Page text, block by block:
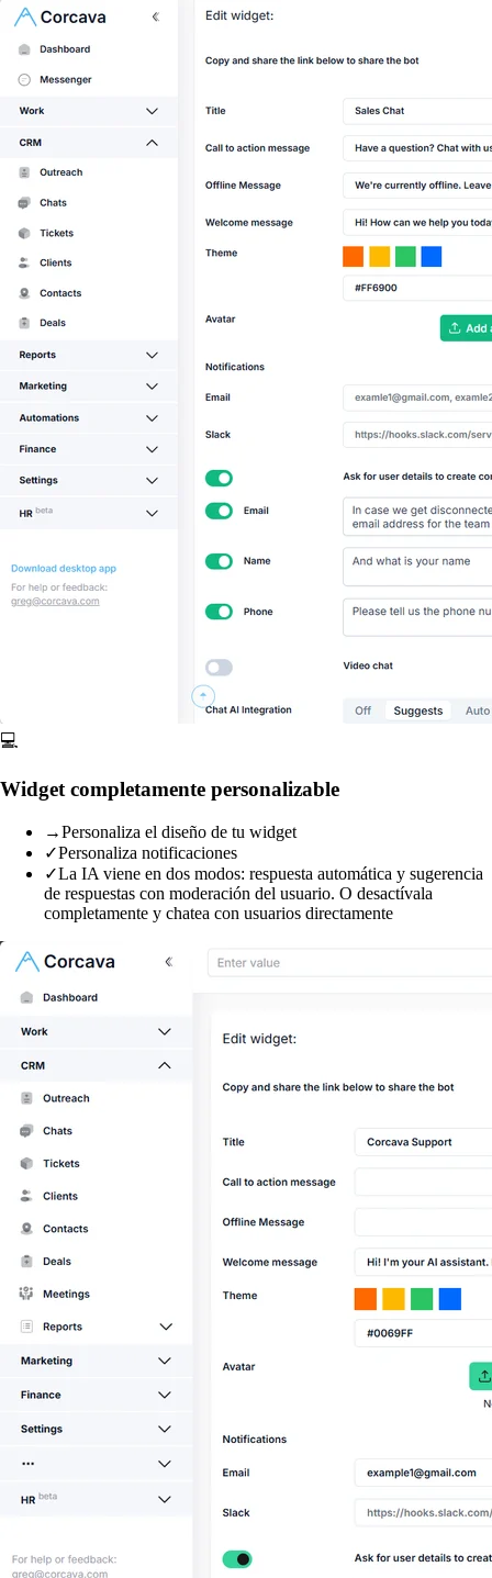
💻
Widget completamente personalizable
→Personaliza el diseño de tu widget
✓Personaliza notificaciones
✓La IA viene en dos modos: respuesta automática y sugerencia
de respuestas con moderación del usuario. O desactívala
completamente y chatea con usuarios directamente